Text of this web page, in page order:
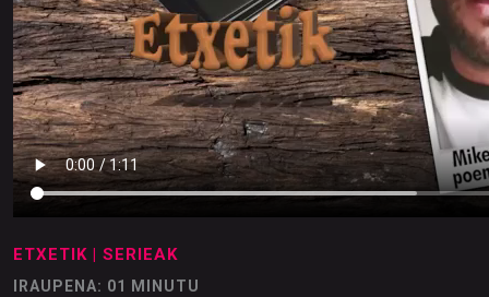
ETXETIK | SERIEAK
IRAUPENA: 01 MINUTU